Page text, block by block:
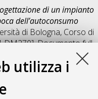
utilizza i
di un impianto
dell’autoconsumo
di Bologna, Corso di
DM270], Documento full-
Condividi
dell'autore. (